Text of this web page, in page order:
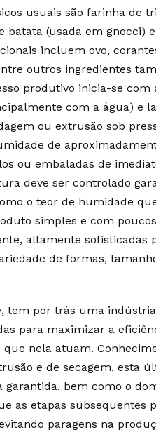
usuais são farinha de
batata (usada em gnocci)
incluem ovo,
outros ingredientes
produtivo inicia-se com
com a água) e
ou extrusão sob
de
ou embaladas de
deve ser controlado
o teor de humidade
simples e com
altamente sofisticadas
de formas,
tem por trás uma
para maximizar a
nela atuam.
e de secagem, esta
bem como o
as etapas subsequentes
paragens na